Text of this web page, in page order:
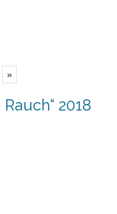
»
2018